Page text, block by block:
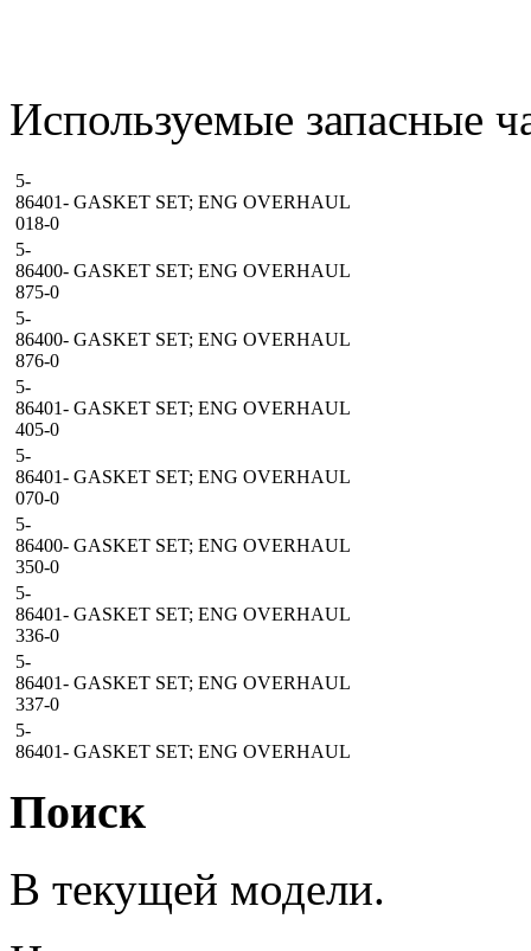
Используемые запасные
5-
86401-
018-0
GASKET SET; ENG OVERHAUL
5-
86400-
875-0
GASKET SET; ENG OVERHAUL
5-
86400-
876-0
GASKET SET; ENG OVERHAUL
5-
86401-
405-0
GASKET SET; ENG OVERHAUL
5-
86401-
070-0
GASKET SET; ENG OVERHAUL
5-
86400-
350-0
GASKET SET; ENG OVERHAUL
5-
86401-
336-0
GASKET SET; ENG OVERHAUL
5-
86401-
337-0
GASKET SET; ENG OVERHAUL
5-
86401- GASKET SET; ENG OVERHAUL
5-
86401- GASKET SET; ENG OVERHAUL
86400-
370-0
GASKET SET; ENG OVERHAUL
Поиск
В текущей модели.